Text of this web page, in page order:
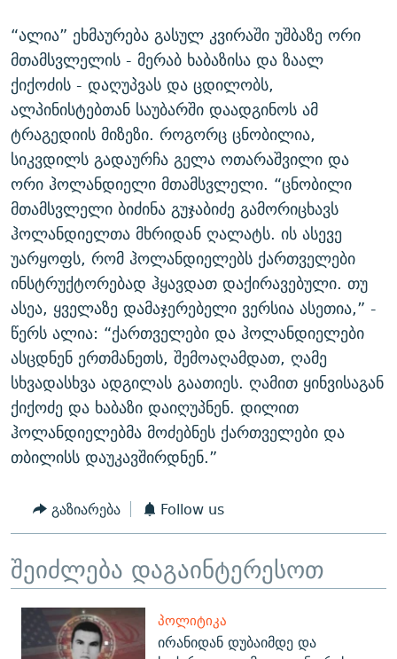
“ალია” ეხმაურება გასულ კვირაში უშბაზე ორი
მთამსვლელის - მერაბ ხაბაზისა და ზაალ
ქიქოძის - დაღუპვას და ცდილობს,
ალპინისტებთან საუბარში დაადგინოს ამ
ტრაგედიის მიზეზი. როგორც ცნობილია,
სიკვდილს გადაურჩა გელა ოთარაშვილი და
ორი ჰოლანდიელი მთამსვლელი. “ცნობილი
მთამსვლელი ბიძინა გუჯაბიძე გამორიცხავს
ჰოლანდიელთა მხრიდან ღალატს. ის ასევე
უარყოფს, რომ ჰოლანდიელებს ქართველები
ინსტრუქტორებად ჰყავდათ დაქირავებული. თუ
ასეა, ყველაზე დამაჯერებელი ვერსია ასეთია,” -
წერს ალია: “ქართველები და ჰოლანდიელები
ასცდნენ ერთმანეთს, შემოაღამდათ, ღამე
სხვადასხვა ადგილას გაათიეს. ღამით ყინვისაგან
ქიქოძე და ხაბაზი დაიღუპნენ. დილით
ჰოლანდიელებმა მოძებნეს ქართველები და
თბილისს დაუკავშირდნენ.”
გაზიარება Follow us
შეიძლება დაგაინტერესოთ
ᲞᲝᲚᲘᲢᲘᲙᲐ
ირანიდან დუბაიმდე და